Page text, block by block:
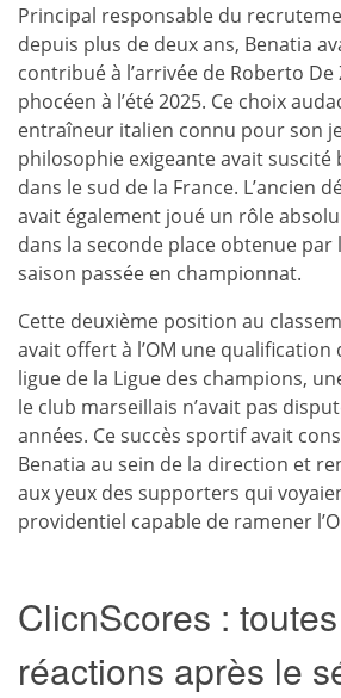
Principal responsable du
depuis plus de deux ans, Benatia
contribué à l’arrivée de Roberto
phocéen à l’été 2025. Ce choix
entraîneur italien connu pour son
philosophie exigeante avait suscité
dans le sud de la France. L’ancien
avait également joué un rôle
dans la seconde place obtenue par
saison passée en championnat.
Cette deuxième position au
avait offert à l’OM une qualification
ligue de la Ligue des champions,
le club marseillais n’avait pas
années. Ce succès sportif avait
Benatia au sein de la direction et
aux yeux des supporters qui
providentiel capable de ramener
ClicnScores :
réactions après le